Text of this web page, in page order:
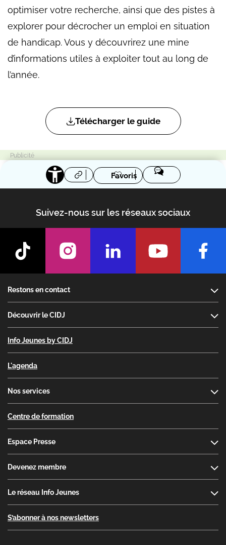
optimiser votre recherche, ainsi que des pistes à
explorer pour décrocher un emploi en situation
de handicap. Vous y découvrirez une mine
d’informations utiles à exploiter tout au long de
l’année.
Télécharger le guide
Favoris
Suivez-nous sur les réseaux sociaux
Restons en contact
Découvrir le CIDJ
Info Jeunes by CIDJ
L'agenda
Nos services
Centre de formation
Espace Presse
Devenez membre
Le réseau Info Jeunes
S’abonner à nos newsletters